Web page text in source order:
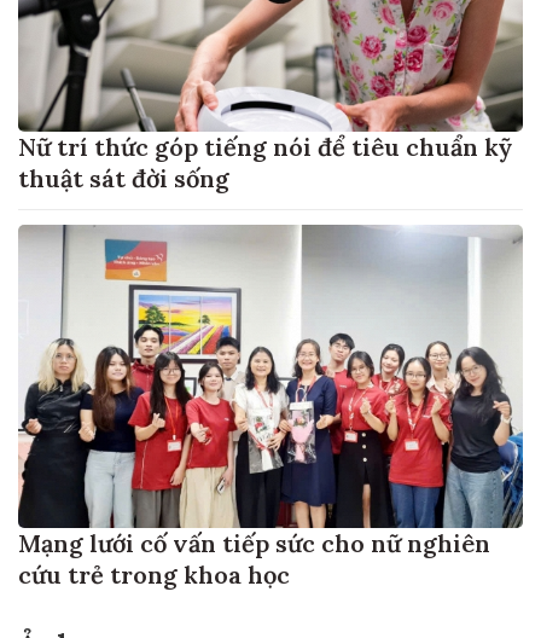
Nữ trí thức góp tiếng nói để tiêu chuẩn kỹ
thuật sát đời sống
Mạng lưới cố vấn tiếp sức cho nữ nghiên
cứu trẻ trong khoa học